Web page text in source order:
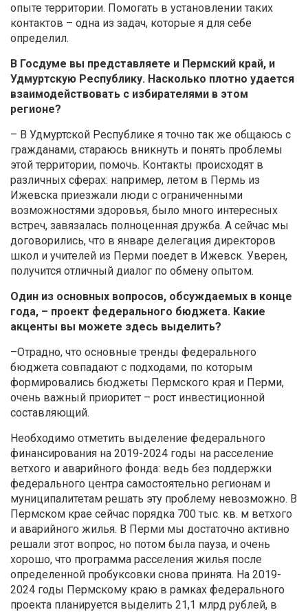
опыте территории. Помогать в установлении таких
контактов – одна из задач, которые я для себе
определил.
В Госдуме вы представляете и Пермский край, и
Удмуртскую Республику. Насколько плотно удается
взаимодействовать с избирателями в этом
регионе?
– В Удмуртской Республике я точно так же общаюсь с
гражданами, стараюсь вникнуть и понять проблемы
этой территории, помочь. Контакты происходят в
различных сферах: например, летом в Пермь из
Ижевска приезжали люди с ограниченными
возможностями здоровья, было много интересных
встреч, завязалась полноценная дружба. А сейчас мы
договорились, что в январе делегация директоров
школ и учителей из Перми поедет в Ижевск. Уверен,
получится отличный диалог по обмену опытом.
Один из основных вопросов, обсуждаемых в конце
года, – проект федерального бюджета. Какие
акценты вы можете здесь выделить?
–Отрадно, что основные тренды федерального
бюджета совпадают с подходами, по которым
формировались бюджеты Пермского края и Перми,
очень важный приоритет – рост инвестиционной
составляющий.
Необходимо отметить выделение федерального
финансирования на 2019-2024 годы на расселение
ветхого и аварийного фонда: ведь без поддержки
федерального центра самостоятельно регионам и
муниципалитетам решать эту проблему невозможно. В
Пермском крае сейчас порядка 700 тыс. кв. м ветхого
и аварийного жилья. В Перми мы достаточно активно
решали этот вопрос, но потом была пауза, и очень
хорошо, что программа расселения жилья после
определенной пробуксовки снова принята. На 2019-
2024 годы Пермскому краю в рамках федерального
проекта планируется выделить 21,1 млрд рублей, в